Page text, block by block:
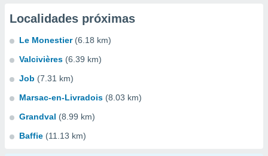
Localidades próximas
Le Monestier (6.18 km)
Valcivières (6.39 km)
Job (7.31 km)
Marsac-en-Livradois (8.03 km)
Grandval (8.99 km)
Baffie (11.13 km)